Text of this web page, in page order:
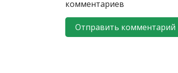
комментариев